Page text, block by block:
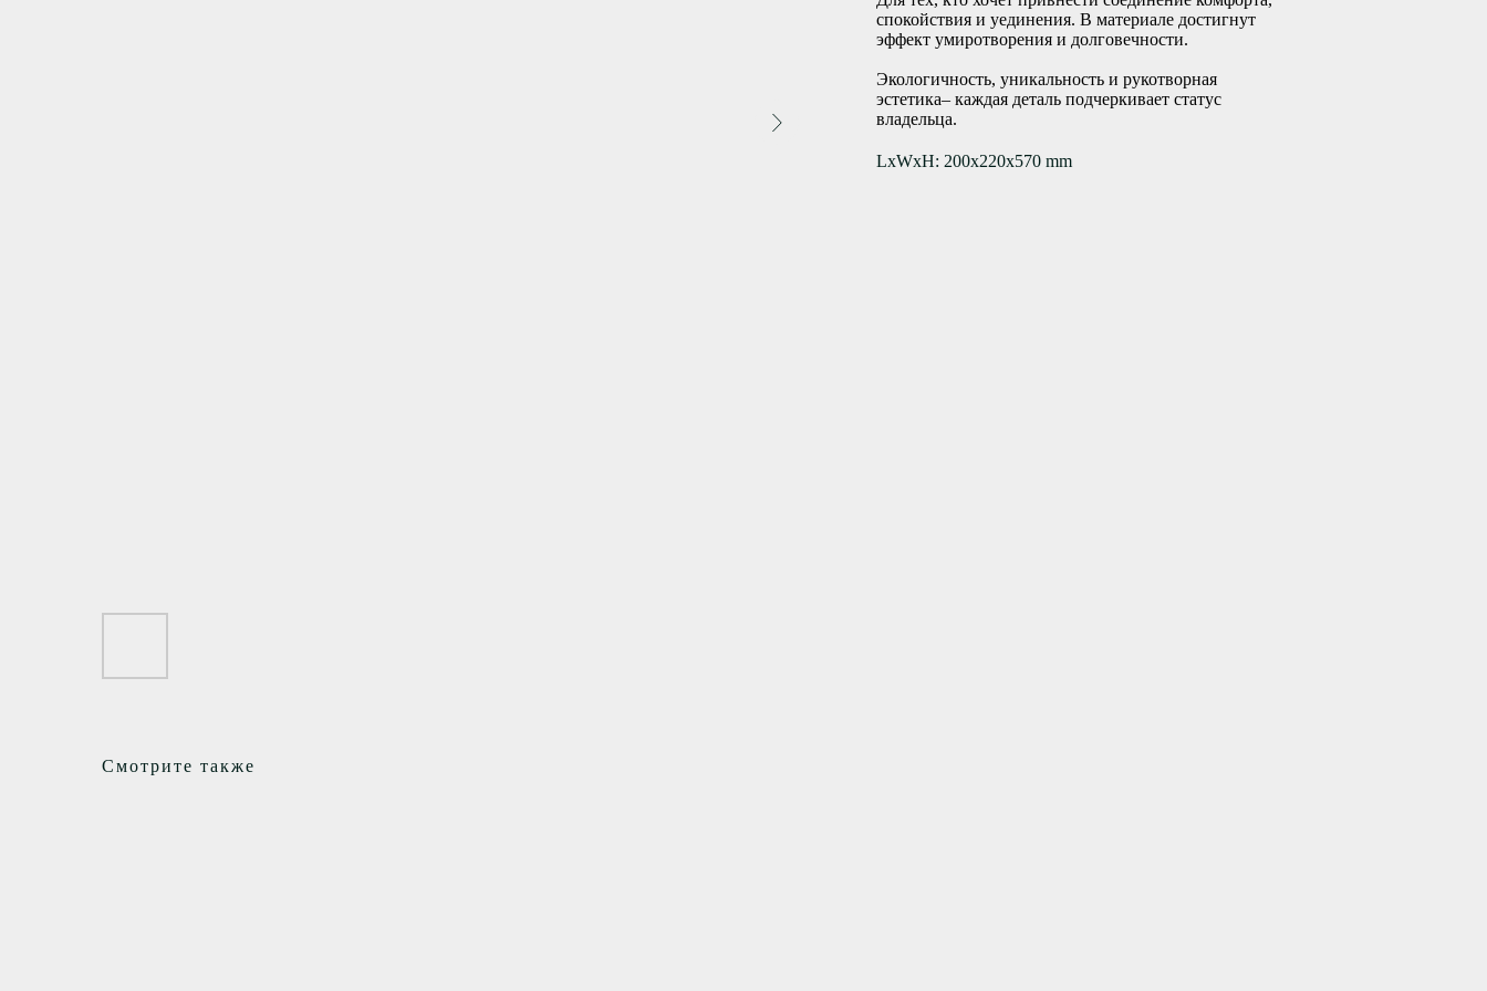
спокойствия и уединения. В материале достигнут
эффект умиротворения и долговечности.
Экологичность, уникальность и рукотворная
эстетика– каждая деталь подчеркивает статус
владельца.
LxWxH: 200x220x570 mm
Смотрите также